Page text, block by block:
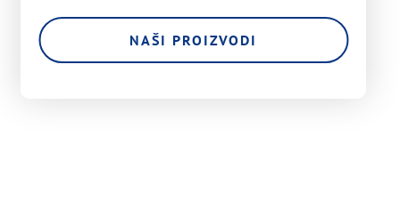
NAŠI PROIZVODI